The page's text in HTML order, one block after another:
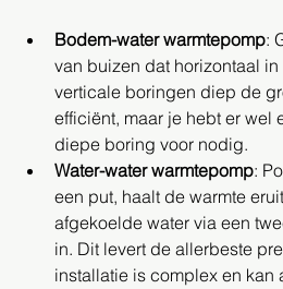
Bodem-water warmtepomp:
van buizen dat horizontaal
verticale boringen diep de
efficiënt, maar je hebt er wel
diepe boring voor nodig.
Water-water warmtepomp:
een put, haalt de warmte
afgekoelde water via een
in. Dit levert de allerbeste
installatie is complex en kan